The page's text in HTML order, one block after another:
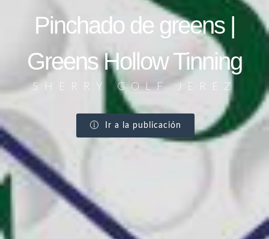
Pinchado de greens |
Greens Hollow Tinning
SHERRY GOLF JEREZ
Ir a la publicación